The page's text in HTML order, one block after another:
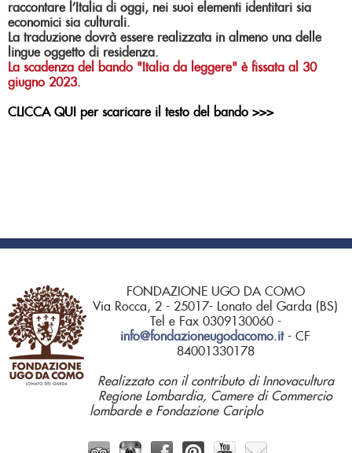
raccontare l’Italia di oggi, nei suoi elementi identitari sia
economici sia culturali.
La traduzione dovrà essere realizzata in almeno una delle
lingue oggetto di residenza.
La scadenza del bando "Italia da leggere" è fissata al 30
giugno 2023.
CLICCA QUI per scaricare il testo del bando >>>
FONDAZIONE UGO DA COMO
Via Rocca, 2 - 25017- Lonato del Garda (BS)
Tel e Fax 0309130060 -
info@fondazioneugodacomo.it- CF
84001330178
Realizzato con il contributo di Innovacultura
Regione Lombardia, Camere di Commercio
lombarde e Fondazione Cariplo